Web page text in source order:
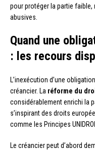
pour protéger la partie
abusives.
Quand une
: les recours
L’inexécution d’une
créancier. La réforme du
considérablement enrichi la
s’inspirant des droits
comme les Principes
Le créancier peut d’abord